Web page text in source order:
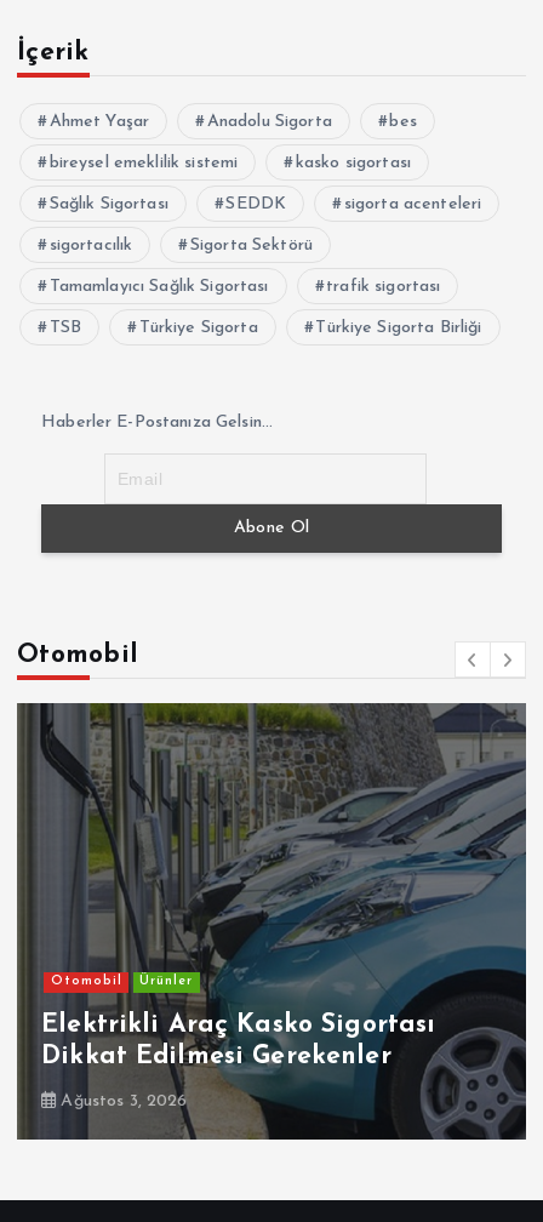
İçerik
Ahmet Yaşar Anadolu Sigorta bes
bireysel emeklilik sistemi kasko sigortası
Sağlık Sigortası SEDDK sigorta acenteleri
sigortacılık Sigorta Sektörü
Tamamlayıcı Sağlık Sigortası trafik sigortası
TSB Türkiye Sigorta Türkiye Sigorta Birliği
Haberler E-Postanıza Gelsin...
Otomobil
Otomobil Ürünler
Elektrikli Araç Kasko Sigortası
Dikkat Edilmesi Gerekenler
Ağustos 3, 2026